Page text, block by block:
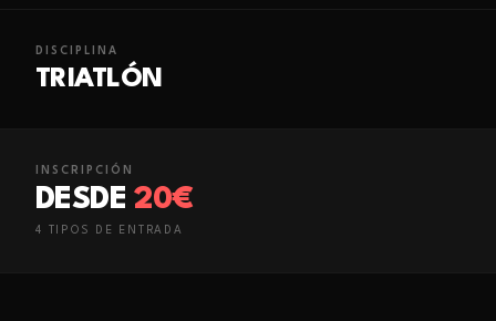
DISCIPLINA
TRIATLÓN
INSCRIPCIÓN
DESDE 20€
4 TIPO S DE ENTRADA